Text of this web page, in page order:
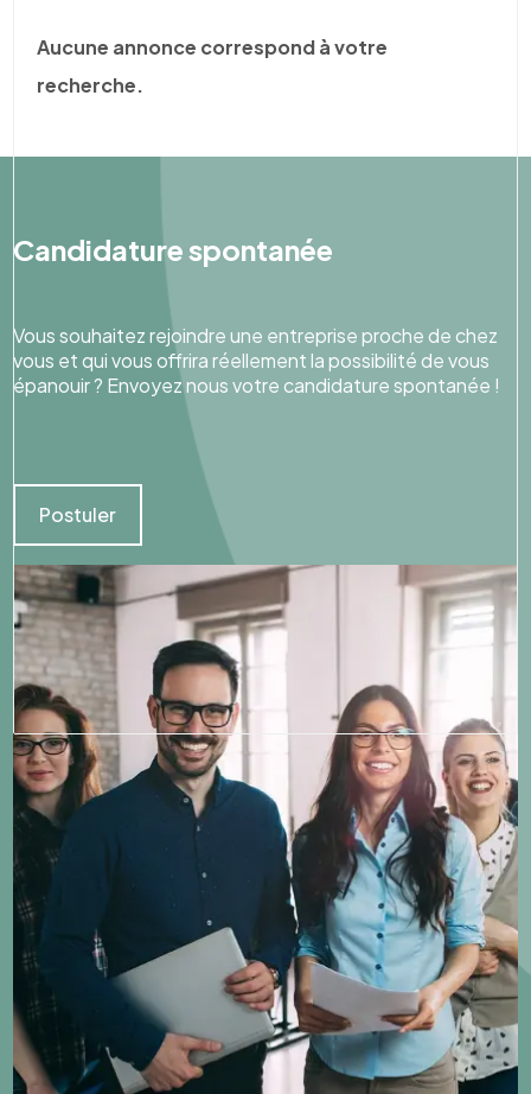
Aucune annonce correspond à votre
recherche.
Candidature spontanée
Vous souhaitez rejoindre une entreprise proche de chez
vous et qui vous offrira réellement la possibilité de vous
épanouir ? Envoyez nous votre candidature spontanée !
Postuler